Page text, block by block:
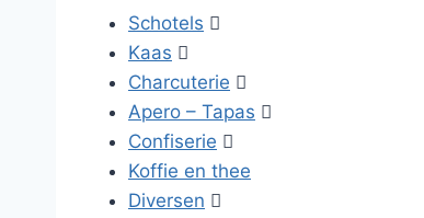
Schotels 
Kaas 
Charcuterie 
Apero – Tapas 
Confiserie 
Koffie en thee
Diversen 